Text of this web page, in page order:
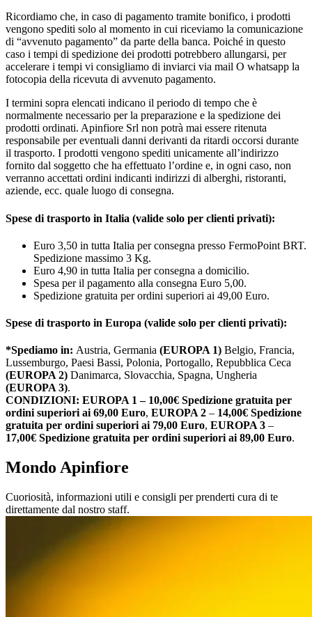
Ricordiamo che, in caso di pagamento tramite bonifico, i prodotti
vengono spediti solo al momento in cui riceviamo la comunicazione
di “avvenuto pagamento” da parte della banca. Poiché in questo
caso i tempi di spedizione dei prodotti potrebbero allungarsi, per
accelerare i tempi vi consigliamo di inviarci via mail O whatsapp la
fotocopia della ricevuta di avvenuto pagamento.
I termini sopra elencati indicano il periodo di tempo che è
normalmente necessario per la preparazione e la spedizione dei
prodotti ordinati. Apinfiore Srl non potrà mai essere ritenuta
responsabile per eventuali danni derivanti da ritardi occorsi durante
il trasporto. I prodotti vengono spediti unicamente all’indirizzo
fornito dal soggetto che ha effettuato l’ordine e, in ogni caso, non
verranno accettati ordini indicanti indirizzi di alberghi, ristoranti,
aziende, ecc. quale luogo di consegna.
Spese di trasporto in Italia (valide solo per clienti privati):
Euro 3,50 in tutta Italia per consegna presso FermoPoint BRT.
Spedizione massimo 3 Kg.
Euro 4,90 in tutta Italia per consegna a domicilio.
Spesa per il pagamento alla consegna Euro 5,00.
Spedizione gratuita per ordini superiori ai 49,00 Euro.
Spese di trasporto in Europa (valide solo per clienti privati):
*Spediamo in: Austria, Germania (EUROPA 1) Belgio, Francia,
Lussemburgo, Paesi Bassi, Polonia, Portogallo, Repubblica Ceca
(EUROPA 2) Danimarca, Slovacchia, Spagna, Ungheria
(EUROPA 3).
CONDIZIONI: EUROPA 1 – 10,00€ Spedizione gratuita per
ordini superiori ai 69,00 Euro, EUROPA 2 – 14,00€ Spedizione
gratuita per ordini superiori ai 79,00 Euro, EUROPA 3 –
17,00€ Spedizione gratuita per ordini superiori ai 89,00 Euro.
Mondo Apinfiore
Cuoriosità, informazioni utili e consigli per prenderti cura di te
direttamente dal nostro staff.